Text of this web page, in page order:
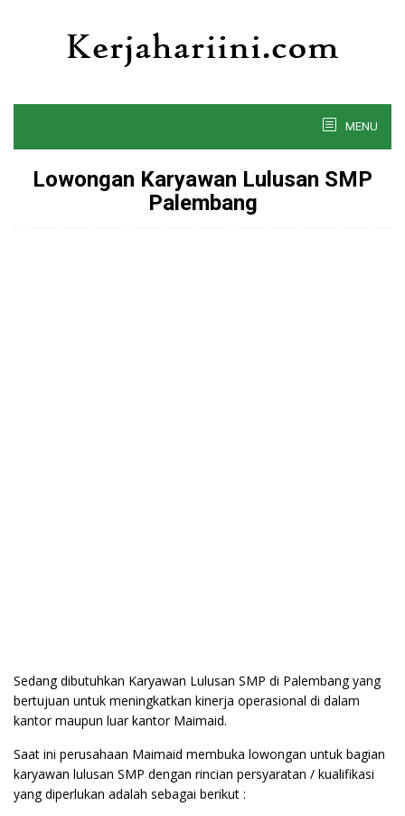
MENU
Lowongan Karyawan Lulusan SMP
Palembang
Sedang dibutuhkan Karyawan Lulusan SMP di Palembang yang
bertujuan untuk meningkatkan kinerja operasional di dalam
kantor maupun luar kantor Maimaid.
Saat ini perusahaan Maimaid membuka lowongan untuk bagian
karyawan lulusan SMP dengan rincian persyaratan / kualifikasi
yang diperlukan adalah sebagai berikut :